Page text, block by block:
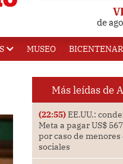
de
MUSEO
Más leídas de
(22:55)EE.UU.:
Meta a pagar US$
por caso de menores
sociales